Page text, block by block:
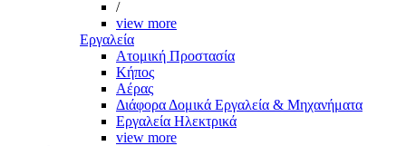
/
view more
Εργαλεία
Aτομική Προστασία
Kήπος
Αέρας
Διάφορα Δομικά Εργαλεία & Μηχανήματα
Εργαλεία Ηλεκτρικά
view more